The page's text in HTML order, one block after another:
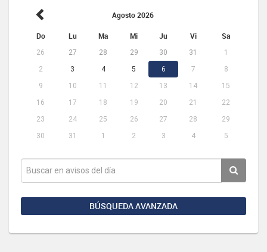
Agosto 2026
Do Lu Ma Mi Ju Vi Sa
26 27 28 29 30 31
1
2
3 4 5 6 7
8
9
10 11 12 13 14
15
16
17 18 19 20 21
22
23
24 25 26 27 28
29
30
31 1 2 3 4 5
BÚSQUEDA AVANZADA